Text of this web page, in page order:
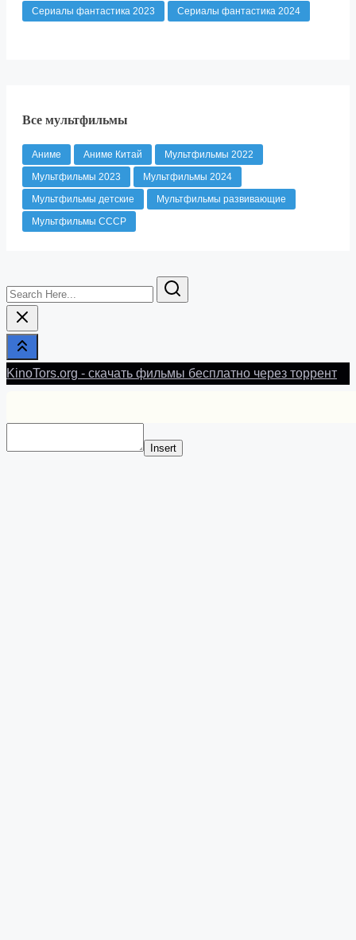
Сериалы фантастика 2023
Сериалы фантастика 2024
Все мультфильмы
Аниме Аниме Китай
Мультфильмы 2022
Мультфильмы 2023
Мультфильмы 2024
Мультфильмы детские
Мультфильмы развивающие
Мультфильмы СССР
Search
Here...
KinoTors.org - скачать фильмы бесплатно через торрент
Insert